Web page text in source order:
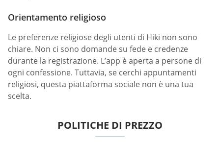
Orientamento religioso
Le preferenze religiose degli utenti di Hiki non sono
chiare. Non ci sono domande su fede e credenze
durante la registrazione. L’app è aperta a persone di
ogni confessione. Tuttavia, se cerchi appuntamenti
religiosi, questa piattaforma sociale non è una tua
scelta.
POLITICHE DI PREZZO